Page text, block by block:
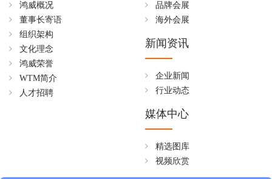
鸿威概况
董事长寄语
组织架构
文化理念
鸿威荣誉
WTM简介
人才招聘
品牌会展
海外会展
新闻资讯
企业新闻
行业动态
媒体中心
精选图库
视频欣赏